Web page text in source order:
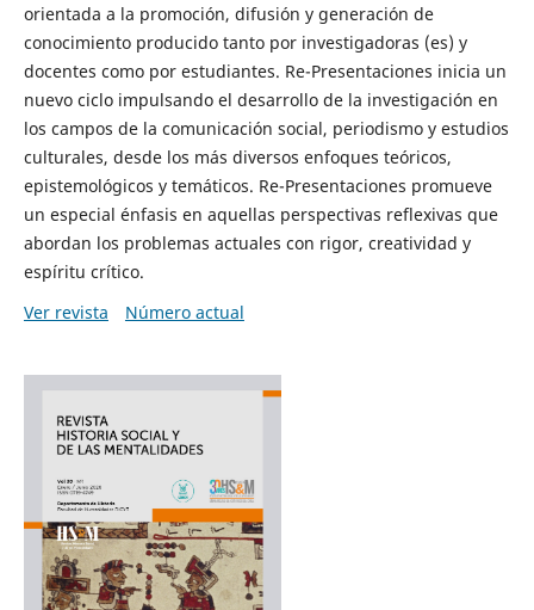
orientada a la promoción, difusión y generación de
conocimiento producido tanto por investigadoras (es) y
docentes como por estudiantes. Re-Presentaciones inicia un
nuevo ciclo impulsando el desarrollo de la investigación en
los campos de la comunicación social, periodismo y estudios
culturales, desde los más diversos enfoques teóricos,
epistemológicos y temáticos. Re-Presentaciones promueve
un especial énfasis en aquellas perspectivas reflexivas que
abordan los problemas actuales con rigor, creatividad y
espíritu crítico.
Ver revista
Número actual